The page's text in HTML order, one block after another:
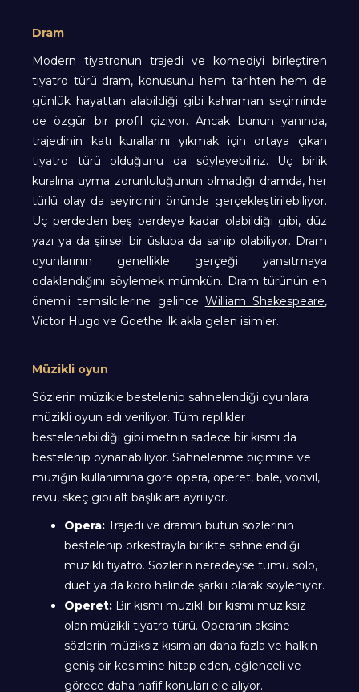
Dram
Modern tiyatronun trajedi ve komediyi birleştiren
tiyatro türü dram, konusunu hem tarihten hem de
günlük hayattan alabildiği gibi kahraman seçiminde
de özgür bir profil çiziyor. Ancak bunun yanında,
trajedinin katı kurallarını yıkmak için ortaya çıkan
tiyatro türü olduğunu da söyleyebiliriz. Üç birlik
kuralına uyma zorunluluğunun olmadığı dramda, her
türlü olay da seyircinin önünde gerçekleştirilebiliyor.
Üç perdeden beş perdeye kadar olabildiği gibi, düz
yazı ya da şiirsel bir üsluba da sahip olabiliyor. Dram
oyunlarının genellikle gerçeği yansıtmaya
odaklandığını söylemek mümkün. Dram türünün en
önemli temsilcilerine gelince William Shakespeare,
Victor Hugo ve Goethe ilk akla gelen isimler.
Müzikli oyun
Sözlerin müzikle bestelenip sahnelendiği oyunlara
müzikli oyun adı veriliyor. Tüm replikler
bestelenebildiği gibi metnin sadece bir kısmı da
bestelenip oynanabiliyor. Sahnelenme biçimine ve
müziğin kullanımına göre opera, operet, bale, vodvil,
revü, skeç gibi alt başlıklara ayrılıyor.
Opera: Trajedi ve dramın bütün sözlerinin
bestelenip orkestrayla birlikte sahnelendiği
müzikli tiyatro. Sözlerin neredeyse tümü solo,
düet ya da koro halinde şarkılı olarak söyleniyor.
Operet: Bir kısmı müzikli bir kısmı müziksiz
olan müzikli tiyatro türü. Operanın aksine
sözlerin müziksiz kısımları daha fazla ve halkın
geniş bir kesimine hitap eden, eğlenceli ve
görece daha hafif konuları ele alıyor.